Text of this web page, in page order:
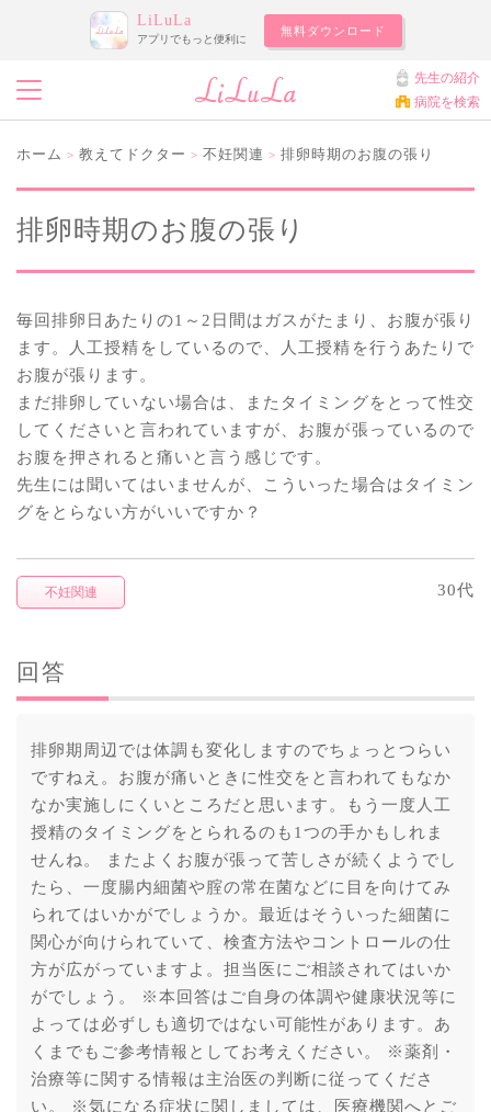
LiLuLa
アプリでもっと便利に
無料ダウンロード
先生の紹介
病院を検索
ホーム > 教えてドクター > 不妊関連 > 排卵時期のお腹の張り
排卵時期のお腹の張り
毎回排卵日あたりの1～2日間はガスがたまり、お腹が張り
ます。人工授精をしているので、人工授精を行うあたりで
お腹が張ります。
まだ排卵していない場合は、またタイミングをとって性交
してくださいと言われていますが、お腹が張っているので
お腹を押されると痛いと言う感じです。
先生には聞いてはいませんが、こういった場合はタイミン
グをとらない方がいいですか？
不妊関連 30代
回答
排卵期周辺では体調も変化しますのでちょっとつらい
ですねえ。お腹が痛いときに性交をと言われてもなか
なか実施しにくいところだと思います。もう一度人工
授精のタイミングをとられるのも1つの手かもしれま
せんね。 またよくお腹が張って苦しさが続くようでし
たら、一度腸内細菌や腟の常在菌などに目を向けてみ
られてはいかがでしょうか。最近はそういった細菌に
関心が向けられていて、検査方法やコントロールの仕
方が広がっていますよ。担当医にご相談されてはいか
がでしょう。 ※本回答はご自身の体調や健康状況等に
よっては必ずしも適切ではない可能性があります。あ
くまでもご参考情報としてお考えください。 ※薬剤・
治療等に関する情報は主治医の判断に従ってくださ
い。 ※気になる症状に関しましては、医療機関へとご